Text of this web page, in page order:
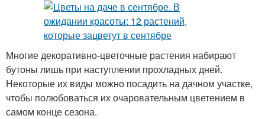
Многие декоративно-цветочные растения набирают
бутоны лишь при наступлении прохладных дней.
Некоторые их виды можно посадить на дачном участке,
чтобы полюбоваться их очаровательным цветением в
самом конце сезона.